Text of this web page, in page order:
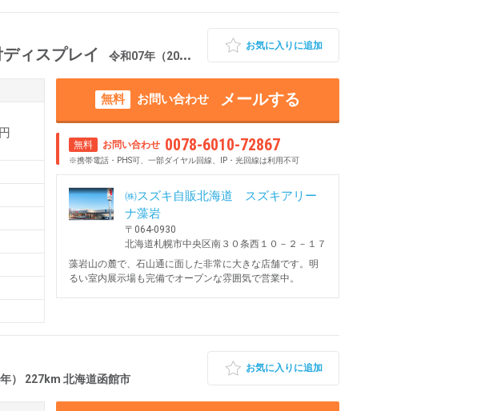
ィスプレイ 令和07年（2025年） 0.3万km 北海道札幌市中央区
お気に入りに追加
無料 お問い合わせ メールする
無料 お問い合わせ 0078-6010-72867
※携帯電話・PHS可、一部ダイヤル回線、IP・光回線は利用不可
㈱スズキ自販北海道 スズキアリー
ナ藻岩
〒064-0930
北海道札幌市中央区南３０条西１０－２－１７
藻岩山の麓で、石山通に面した非常に大きな店舗です。明
るい室内展示場も完備でオープンな雰囲気で営業中。
） 227km 北海道函館市
お気に入りに追加